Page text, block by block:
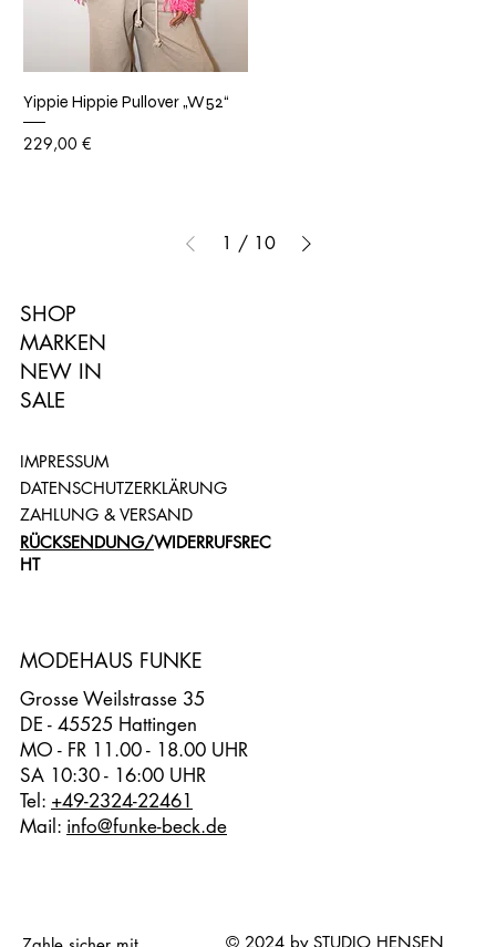
Yippie Hippie Pullover „W52“
Preis
229,00 €
1 / 10
SHOP
MARKEN
NEW IN
SALE
IMPRESSUM
DATENSCHUTZERKLÄRUNG
ZAHLUNG & VERSAND
RÜCKSENDUNG/WIDERRUFSREC
HT
Grosse Weilstrasse 35
DE - 45525 Hattingen
MO - FR 11.00 - 18.00 UHR
SA 10:30 - 16:00 UHR
Tel: +49-2324-22461
Mail: info@funke-beck.de
MODEHAUS FUNKE
© 2024 by STUDIO HENSEN